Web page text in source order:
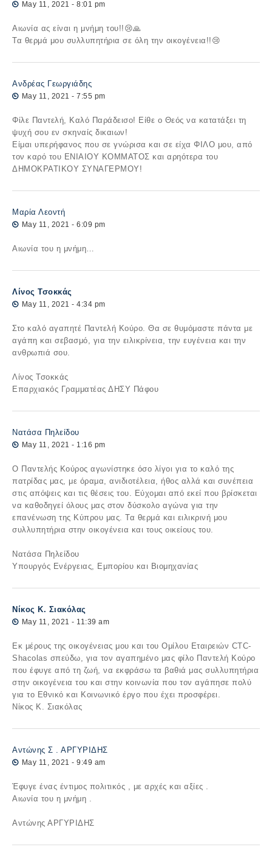
May 11, 2021 - 8:01 pm
Αιωνία ας είναι η μνήμη του!!😢🙏
Τα θερμά μου συλλυπητήρια σε όλη την οικογένεια!!😢
Ανδρέας Γεωργιάδης
May 11, 2021 - 7:55 pm
Φίλε Παντελή, Καλό Παράδεισο! Είθε ο Θεός να κατατάξει τη
ψυχή σου εν σκηναίς δικαιων!
Είμαι υπερήφανος που σε γνώρισα και σε είχα ΦΙΛΟ μου, από
τον καρό του ΕΝΙΑΙΟΥ ΚΟΜΜΑΤΟΣ και αρηότερα του
ΔΗΜΟΚΡΑΤΙΚΟΥ ΣΥΝΑΓΕΡΜΟΥ!
Μαρία Λεοντή
May 11, 2021 - 6:09 pm
Αιωνία του η μνήμη…
Λίνος Τσοκκάς
May 11, 2021 - 4:34 pm
Στο καλό αγαπητέ Παντελή Κούρο. Θα σε θυμόμαστε πάντα με
αγάπη και σεβασμό, για την ειλικρίνεια, την ευγένεια και την
ανθρωπιά σου.
Λίνος Τσοκκάς
Επαρχιακός Γραμματέας ΔΗΣΥ Πάφου
Νατάσα Πηλείδου
May 11, 2021 - 1:16 pm
Ο Παντελής Κούρος αγωνίστηκε όσο λίγοι για το καλό της
πατρίδας μας, με όραμα, ανιδιοτέλεια, ήθος αλλά και συνέπεια
στις απόψεις και τις θέσεις του. Εύχομαι από εκεί που βρίσκεται
να καθοδηγεί όλους μας στον δύσκολο αγώνα για την
επανένωση της Κύπρου μας. Τα θερμά και ειλικρινή μου
συλλυπητήρια στην οικογένεια και τους οικείους του.
Νατάσα Πηλείδου
Υπουργός Ενέργειας, Εμπορίου και Βιομηχανίας
Νίκος Κ. Σιακόλας
May 11, 2021 - 11:39 am
Εκ μέρους της οικογένειας μου και του Ομίλου Εταιρειών CTC-
Shacolas σπεύδω, για τον αγαπημένο μας φίλο Παντελή Κούρο
που έφυγε από τη ζωή, να εκφράσω τα βαθιά μας συλλυπητήρια
στην οικογένεια του και στην κοινωνία που τον αγάπησε πολύ
για το Εθνικό και Κοινωνικό έργο που έχει προσφέρει.
Νίκος Κ. Σιακόλας
Αντώνης Σ . ΑΡΓΥΡΙΔΗΣ
May 11, 2021 - 9:49 am
Έφυγε ένας έντιμος πολιτικός , με αρχές και αξίες .
Αιωνία του η μνήμη .
Αντώνης ΑΡΓΥΡΙΔΗΣ